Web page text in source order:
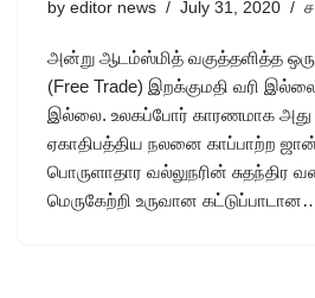
by editor news July 31, 2020
அன்று ஆடம்ஸ்மித் வகுத்தளித்த ஒரு
(Free Trade) இறக்குமதி வரி
இல்லை. உலகப்போர் காரணமாக
ஏகாதிபத்திய நலனை காப்பாற்ற
பொருளாதார வல்லுநரின்
மெருகேற்றி உருவான